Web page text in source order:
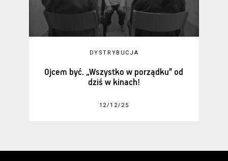
DYSTRYBUCJA
Ojcem być. „Wszystko w porządku” od
dziś w kinach!
12/12/25